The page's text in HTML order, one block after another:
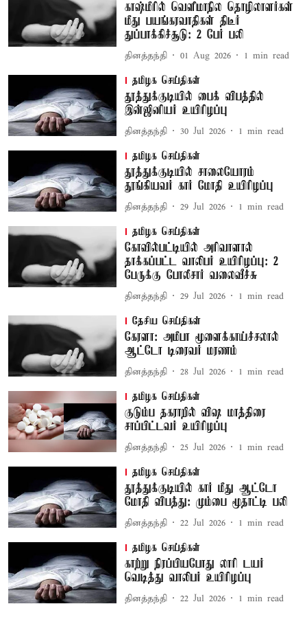
காஷ்மீரில் வெளிமாநில தொழிலாளர்கள்
மீது பயங்கரவாதிகள் திடீர்
துப்பாக்கிச்சூடு: 2 பேர் பலி
தினத்தந்தி 01 Aug 2026 1 min read
தமிழக செய்திகள்
தூத்துக்குடியில் பைக் விபத்தில்
இன்ஜினியர் உயிரிழப்பு
தினத்தந்தி 30 Jul 2026 1 min read
தமிழக செய்திகள்
தூத்துக்குடியில் சாலையோரம்
தூங்கியவர் கார் மோதி உயிரிழப்பு
தினத்தந்தி 29 Jul 2026 1 min read
தமிழக செய்திகள்
கோவில்பட்டியில் அரிவாளால்
தாக்கப்பட்ட வாலிபர் உயிரிழப்பு: 2
பேருக்கு போலீசார் வலைவீச்சு
தினத்தந்தி 29 Jul 2026 1 min read
தேசிய செய்திகள்
கேரளா: அமீபா மூளைக்காய்ச்சலால்
ஆட்டோ டிரைவர் மரணம்
தினத்தந்தி 28 Jul 2026 1 min read
தமிழக செய்திகள்
குடும்ப தகராறில் விஷ மாத்திரை
சாப்பிட்டவர் உயிரிழப்பு
தினத்தந்தி 25 Jul 2026 1 min read
தமிழக செய்திகள்
தூத்துக்குடியில் கார் மீது ஆட்டோ
மோதி விபத்து: மும்பை மூதாட்டி பலி
தினத்தந்தி 22 Jul 2026 1 min read
தமிழக செய்திகள்
காற்று நிரப்பியபோது லாரி டயர்
வெடித்து வாலிபர் உயிரிழப்பு
தினத்தந்தி 22 Jul 2026 1 min read